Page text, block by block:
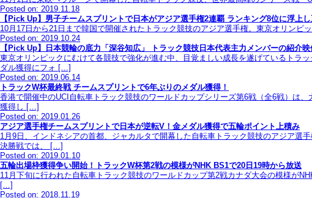
Posted on: 2019.11.18
【Pick Up】男子チームスプリントで日本がアジア選手権2連覇 ランキング8位に浮上
10月17日から21日まで韓国で開催されたトラック競技のアジア選手権。東京オリン
Posted on: 2019.10.24
【Pick Up】日本競輪の底力「深谷知広」 トラック競技日本代表主力メンバーの紹介映
東京オリンピックにむけて各競技で強化が進む中、目覚ましい成長を遂げているトラ
ダル獲得にフォ […]
Posted on: 2019.06.14
トラックW杯最終戦 チームスプリントで6年ぶりのメダル獲得！
香港で開催中のUCI自転車トラック競技のワールドカップシリーズ第6戦（全6戦）は
獲得し […]
Posted on: 2019.01.26
アジア選手権チームスプリントで日本が逆転V！金メダル獲得で五輪ポイント上積み
1月9日、インドネシアの首都、ジャカルタで開幕した自転車トラック競技のアジア選
決勝戦では、 […]
Posted on: 2019.01.10
五輪出場枠獲得争い開始！トラックW杯第2戦の模様がNHK BS1で20日19時から放送
11月下旬に行われた自転車トラック競技のワールドカップ第2戦カナダ大会の模様が
[…]
Posted on: 2018.11.19